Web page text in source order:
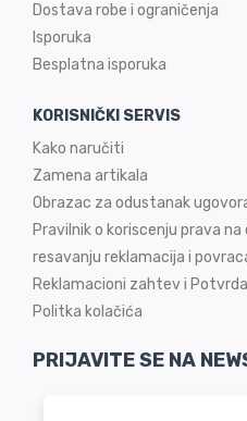
Dostava robe i ograničenja
Isporuka
Besplatna isporuka
KORISNIČKI SERVIS
Kako naručiti
Zamena artikala
Obrazac za odustanak
Pravilnik o koriscenju prava
resavanju reklamacija i
Reklamacioni zahtev i
Politka kolačića
PRIJAVITE SE NA